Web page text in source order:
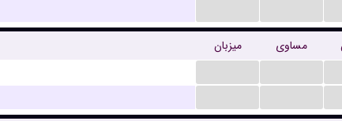
میزبان مساوی